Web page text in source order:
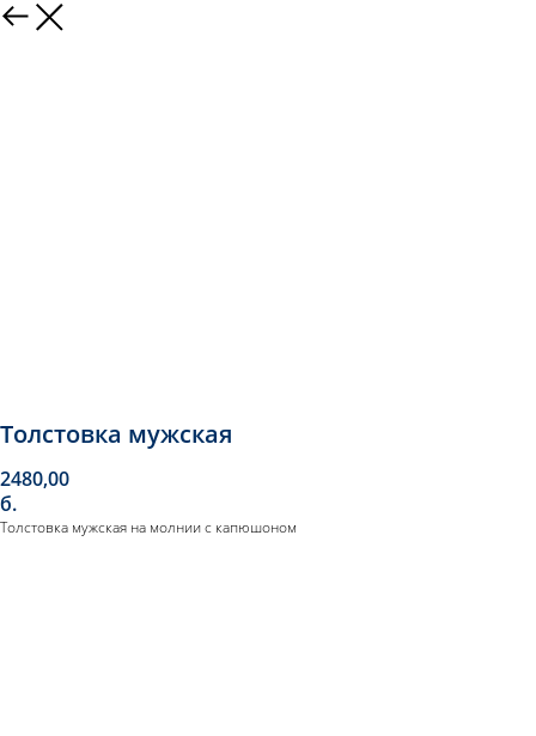
Толстовка мужская
2480,00
б.
Толстовка мужская на молнии с капюшоном